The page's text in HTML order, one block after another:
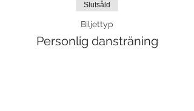
Slutsåld
Biljettyp
Personlig dansträning